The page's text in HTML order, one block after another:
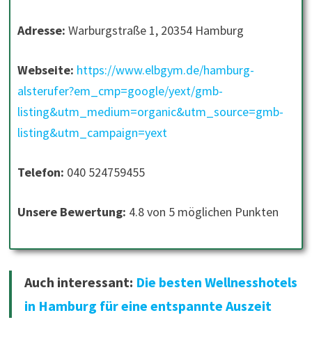
Adresse: Warburgstraße 1, 20354 Hamburg
Webseite: https://www.elbgym.de/hamburg-
alsterufer?em_cmp=google/yext/gmb-
listing&utm_medium=organic&utm_source=gmb-
listing&utm_campaign=yext
Telefon: 040 524759455
Unsere Bewertung: 4.8 von 5 möglichen Punkten
Auch interessant: Die besten Wellnesshotels
in Hamburg für eine entspannte Auszeit